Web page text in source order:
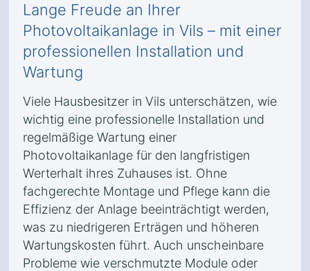
Lange Freude an Ihrer
Photovoltaikanlage in Vils – mit einer
professionellen Installation und
Wartung
Viele Hausbesitzer in Vils unterschätzen, wie
wichtig eine professionelle Installation und
regelmäßige Wartung einer
Photovoltaikanlage für den langfristigen
Werterhalt ihres Zuhauses ist. Ohne
fachgerechte Montage und Pflege kann die
Effizienz der Anlage beeinträchtigt werden,
was zu niedrigeren Erträgen und höheren
Wartungskosten führt. Auch unscheinbare
Probleme wie verschmutzte Module oder